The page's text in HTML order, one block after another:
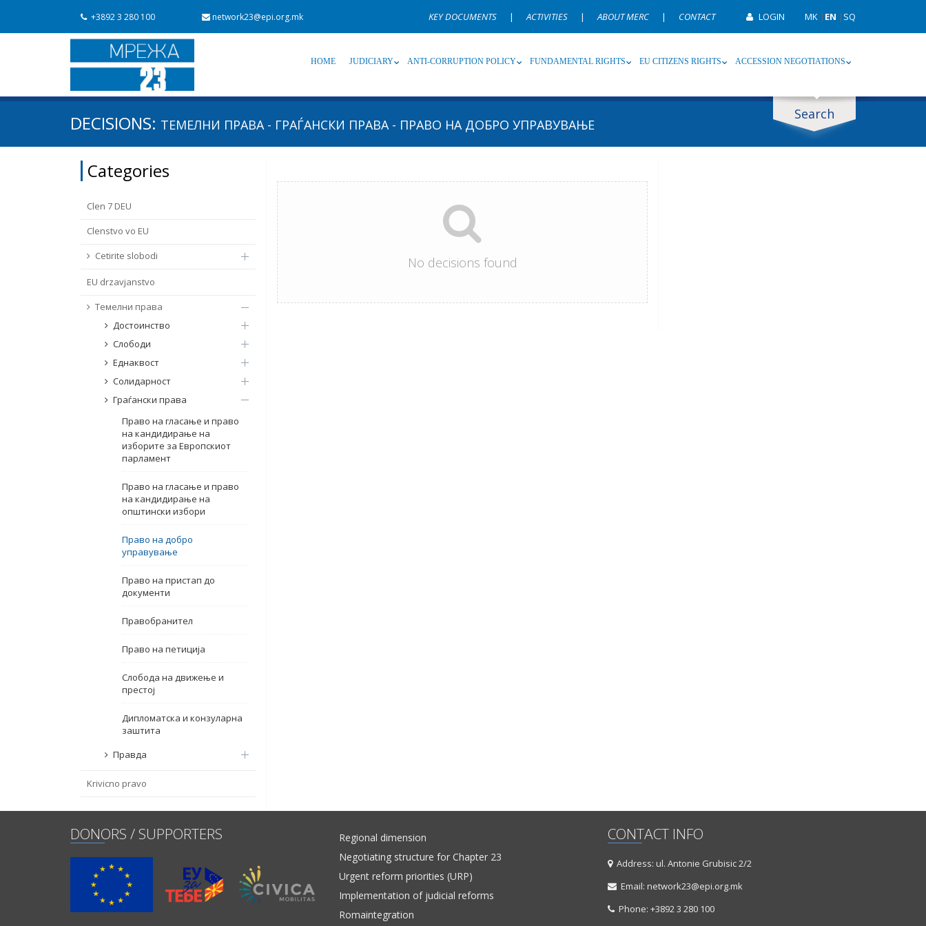
+3892 3 280 100 network23@epi.org.mk KEY DOCUMENTS | ACTIVITIES | ABOUT MERC | CONTACT LOGIN MK | EN | SQ
HOME JUDICIARY ANTI-CORRUPTION POLICY FUNDAMENTAL RIGHTS EU CITIZENS RIGHTS ACCESSION NEGOTIATIONS
Search
Search documents
DECISIONS: ТЕМЕЛНИ ПРАВА - ГРАЃАНСКИ ПРАВА - ПРАВО НА ДОБРО УПРАВУВАЊЕ
Categories
Clen 7 DEU
Clenstvo vo EU
Cetirite slobodi
EU drzavјanstvo
Темелни права
Достоинство
Слободи
Еднаквост
Солидарност
Граѓански права
Право на гласање и право
на кандидирање на
изборите за Европскиот
парламент
Право на гласање и право
на кандидирање на
општински избори
Право на добро
управување
Право на пристап до
документи
Правобранител
Право на петиција
Слобода на движење и
престој
Дипломатска и конзуларна
заштита
Правда
Krivicno pravo
No decisions found
DONORS / SUPPORTERS
Regional dimension
Negotiating structure for Chapter 23
Urgent reform priorities (URP)
Implementation of judicial reforms
Romaintegration
CONTACT INFO
Address: ul. Antonie Grubisic 2/2
Email: network23@epi.org.mk
Phone: +3892 3 280 100